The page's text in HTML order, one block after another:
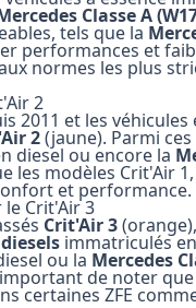
Classe A
, tels que la
performances et
normes les plus
2
2011 et les
2(jaune). Parmi
diesel ou encore la
les modèles Crit'Air
et performance.
Crit'Air 3
Crit'Air 3
dieselsimmatriculés
ou la Mercedes
de noter
certaines ZFE